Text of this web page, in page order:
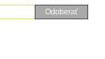
Odoberať